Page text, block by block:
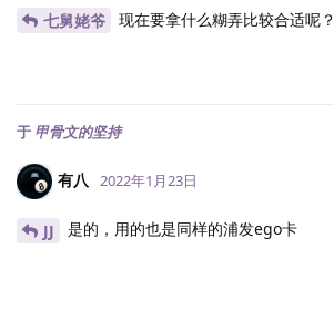
七舅姥爷 现在要拿什么糊弄比较合适呢？
于 甲骨文的坚持
有八 2022年1月23日
JJ 是的，用的也是同样的浦发ego卡